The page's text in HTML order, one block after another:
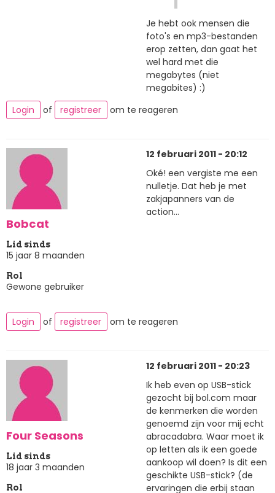
Je hebt ook mensen die
foto's en mp3-bestanden
erop zetten, dan gaat het
wel hard met die
megabytes (niet
megabites) :)
Login
of registreer om te reageren
Bobcat
Lid sinds
15 jaar 8 maanden
Rol
Gewone gebruiker
12 februari 2011 - 20:12
Oké! een vergiste me een
nulletje. Dat heb je met
zakjapanners van de
action...
Login of registreer om te reageren
Four Seasons
Lid sinds
18 jaar 3 maanden
Rol
12 februari 2011 - 20:23
Ik heb even op USB-stick
gezocht bij bol.com maar
de kenmerken die worden
genoemd zijn voor mij echt
abracadabra. Waar moet ik
op letten als ik een goede
aankoop wil doen? Is dit een
geschikte USB-stick? (de
ervaringen die erbij staan